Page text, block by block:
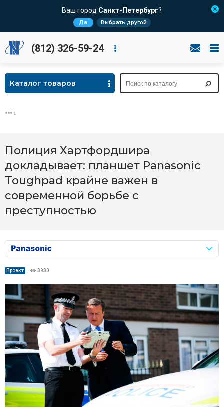
Ваш город Санкт-Петербург?
Да Выбрать другой
(812) 326-59-24
Каталог товаров
Полиция Хартфордшира
докладывает: планшет Panasonic
Toughpad крайне важен в
современной борьбе с
преступностью
Проект 3930